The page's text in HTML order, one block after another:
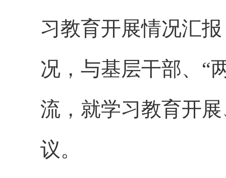
习教育开展情况汇
况，与基层干部、“
流，就学习教育开
议。